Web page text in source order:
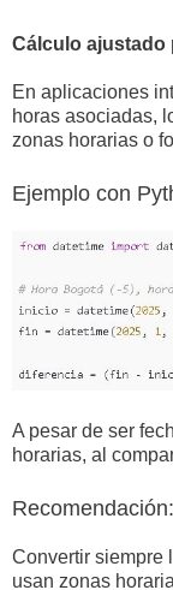
Cálculo ajustado
En aplicaciones
horas asociadas,
zonas horarias o
Ejemplo con
A pesar de ser
horarias, al
Recomendación:
Convertir siempre
usan zonas